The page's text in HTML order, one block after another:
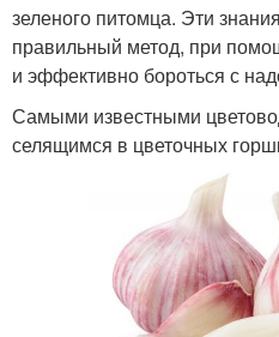
зеленого питомца. Эти
правильный метод, при
и эффективно бороться с
Самыми известными
селящимся в цветочных